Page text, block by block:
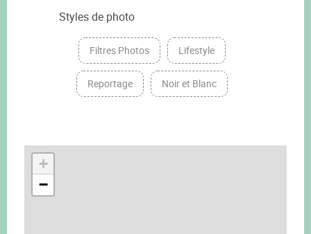
Styles de photo
Filtres Photos Lifestyle
Reportage Noir et Blanc
+
−